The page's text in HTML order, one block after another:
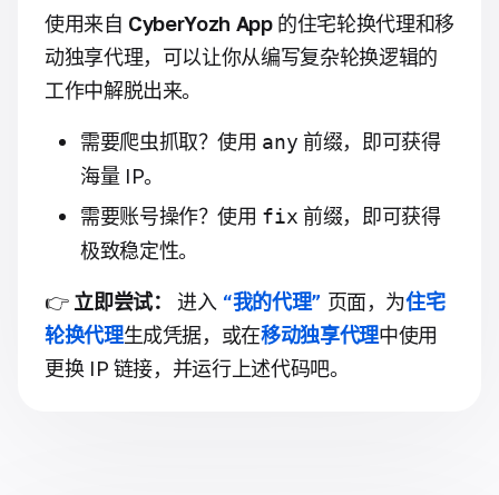
使用来自 CyberYozh App的住宅轮换代理和移
动独享代理，可以让你从编写复杂轮换逻辑的
工作中解脱出来。
需要爬虫抓取？使用 any 前缀，即可获得
海量 IP。
需要账号操作？使用 fix 前缀，即可获得
极致稳定性。
👉 立即尝试： 进入 “我的代理” 页面，为住宅
轮换代理生成凭据，或在移动独享代理中使用
更换 IP 链接，并运行上述代码吧。